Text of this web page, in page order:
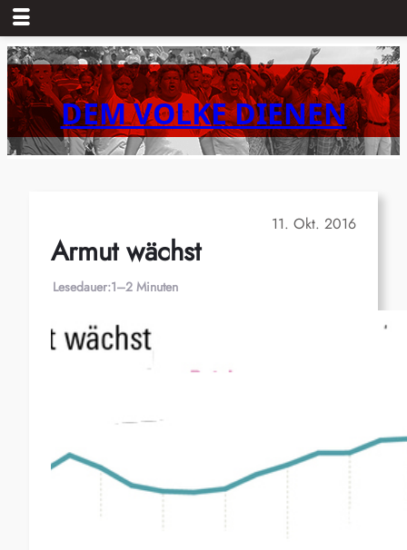
Zum
Inhalt
springenDEM VOLKE DIENEN
11. Okt. 2016
Armut wächst
Lesedauer:1–2 Minuten